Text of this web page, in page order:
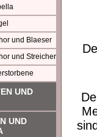
und Blaeser
und Streicher
UND
UND